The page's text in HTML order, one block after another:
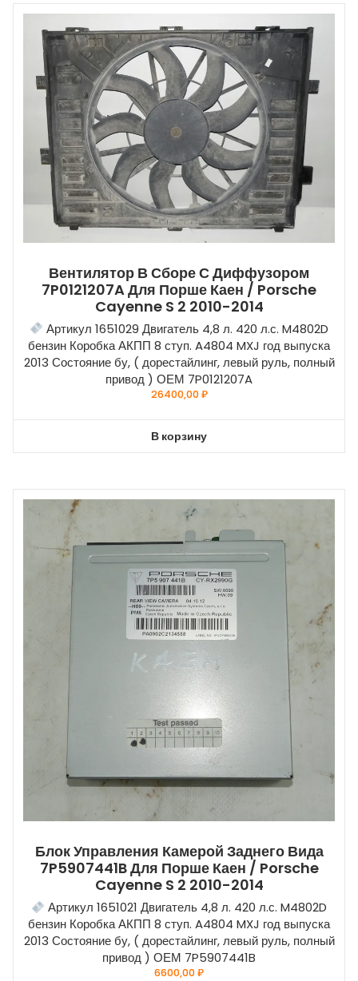
Вентилятор В Сборе С Диффузором
7P0121207A Для Порше Каен / Porsche
Cayenne S 2 2010-2014
Артикул 1651029 Двигатель 4,8 л. 420 л.с. M4802D
бензин Коробка АКПП 8 ступ. A4804 MXJ год выпуска
2013 Состояние бу, ( дорестайлинг, левый руль, полный
привод ) ОЕМ 7P0121207A
26400,00₽
В корзину
Блок Управления Камерой Заднего Вида
7P5907441B Для Порше Каен / Porsche
Cayenne S 2 2010-2014
Артикул 1651021 Двигатель 4,8 л. 420 л.с. M4802D
бензин Коробка АКПП 8 ступ. A4804 MXJ год выпуска
2013 Состояние бу, ( дорестайлинг, левый руль, полный
привод ) ОЕМ 7P5907441B
6600,00₽